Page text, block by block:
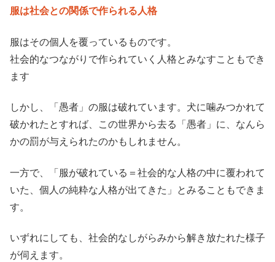
服は社会との関係で作られる人格
服はその個人を覆っているものです。
社会的なつながりで作られていく人格とみなすこともでき
ます
しかし、「愚者」の服は破れています。犬に噛みつかれて
破かれたとすれば、この世界から去る「愚者」に、なんら
かの罰が与えられたのかもしれません。
一方で、「服が破れている＝社会的な人格の中に覆われて
いた、個人の純粋な人格が出てきた」とみることもできま
す。
いずれにしても、社会的なしがらみから解き放たれた様子
が伺えます。